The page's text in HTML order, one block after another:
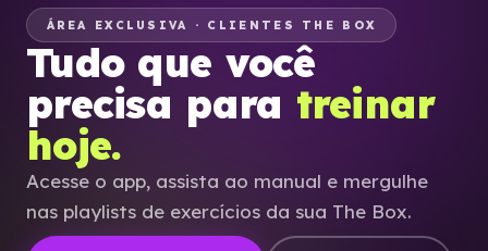
ÁREA EXCLUSIVA · CLIENTES THE BOX
Tudo que você
precisa para treinar
hoje.
Acesse o app, assista ao manual e mergulhe
nas playlists de exercícios da sua The Box.